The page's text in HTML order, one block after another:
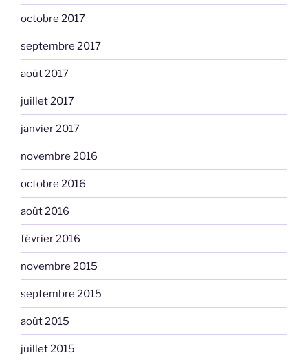
octobre 2017
septembre 2017
août 2017
juillet 2017
janvier 2017
novembre 2016
octobre 2016
août 2016
février 2016
novembre 2015
septembre 2015
août 2015
juillet 2015